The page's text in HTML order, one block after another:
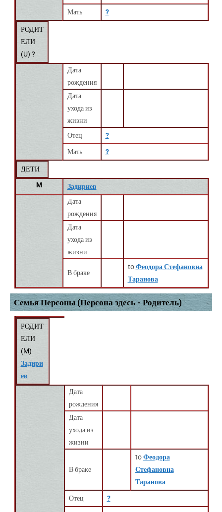
Мать ?
РОДИТ
ЕЛИ
(U) ?
Дата
рождения
Дата
ухода из
жизни
Отец
?
Мать ?
ДЕТИ
M
Задириев
Дата
рождения
Дата
ухода из
жизни
В браке
toФеодора Стефановна
Таранова
Семья Персоны (Персона здесь - Родитель)
РОДИТ
ЕЛИ
(M)
Задири
ев
Дата
рождения
Дата
ухода из
жизни
В браке
toФеодора
Стефановна
Таранова
Отец ?